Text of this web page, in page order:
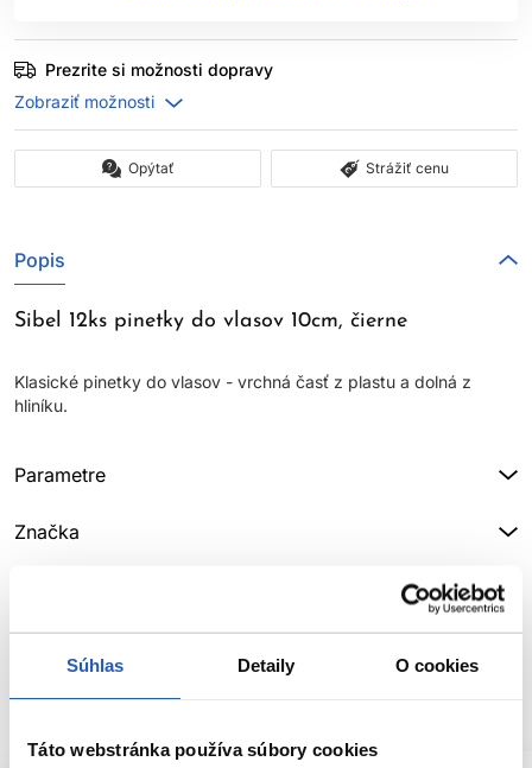
Súhlas Detaily O cookies
Táto webstránka používa súbory cookies
Prezrite si možnosti dopravy
Opýtať Strážiť cenu
Popis
Sibel 12ks pinetky do vlasov 10cm, čierne
Klasické pinetky do vlasov - vrchná časť z plastu a dolná z
hliníku.
Parametre
Značka
SÚVISIACE PRODUKTY